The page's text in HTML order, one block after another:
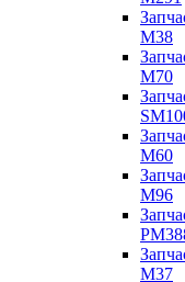
M38
M70
M60
M96
M37